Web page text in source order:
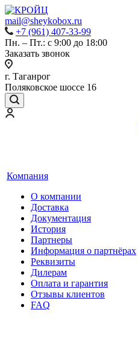
mail@sheykobox.ru
+7 (961) 407-33-99
Пн. – Пт.: с 9:00 до 18:00
Заказать звонок
г. Таганрог
Поляковское шоссе 16
Компания
О компании
Доставка
Документация
История
Партнеры
Информация о партнёрах
Реквизиты
Дилерам
Оплата и гарантия
Отзывы клиентов
FAQ